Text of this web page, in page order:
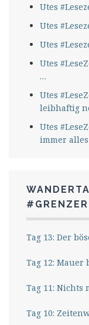
Utes
Utes
Utes
Utes
…
Utes
leibhaftig
Utes
immer
Tag 13: Der
Tag 12:
Tag 11: Nichts
Tag 10: